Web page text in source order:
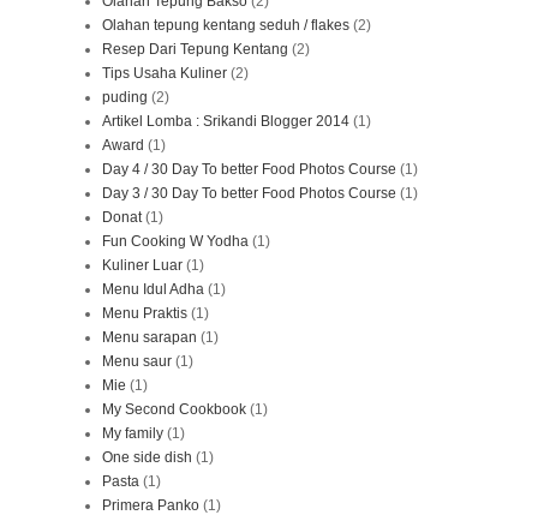
Olahan tepung kentang seduh / flakes (2)
Resep Dari Tepung Kentang (2)
Tips Usaha Kuliner (2)
puding (2)
Artikel Lomba : Srikandi Blogger 2014 (1)
Award (1)
Day 4 / 30 Day To better Food Photos Course (1)
Day 3 / 30 Day To better Food Photos Course (1)
Donat (1)
Fun Cooking W Yodha (1)
Kuliner Luar (1)
Menu Idul Adha (1)
Menu Praktis (1)
Menu sarapan (1)
Menu saur (1)
Mie (1)
My Second Cookbook (1)
My family (1)
One side dish (1)
Pasta (1)
Primera Panko (1)